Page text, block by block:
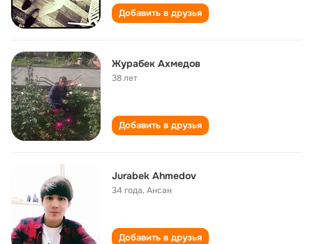
Добавить в друзья
Журабек Ахмедов
38 лет
Добавить в друзья
Jurabek Ahmedov
34 года,Ансан
Добавить в друзья